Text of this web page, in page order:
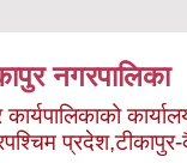
नगरपालिका